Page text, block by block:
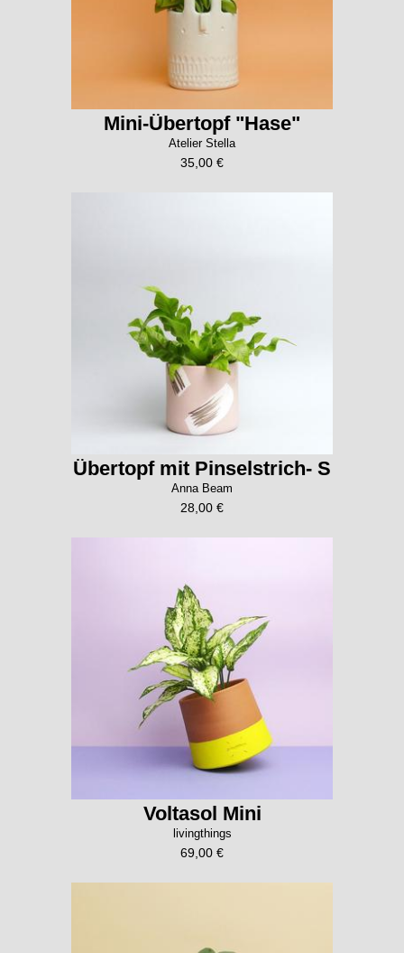
Mini-Übertopf "Hase"
Atelier Stella
35,00 €
Übertopf mit Pinselstrich- S
Anna Beam
28,00 €
Voltasol Mini
livingthings
69,00 €